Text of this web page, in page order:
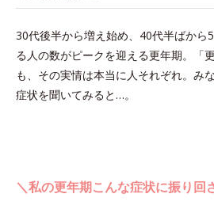
30代後半から増え始め、40代半ばから
る人の数がピークを迎える更年期。「
も、その実情は本当に人それぞれ。み
症状を聞いてみると…。
＼私の更年期こんな症状に振り回